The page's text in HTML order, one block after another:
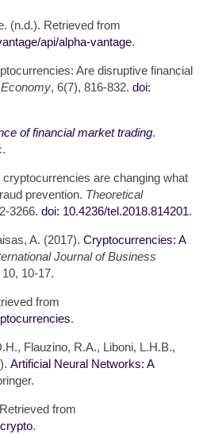
(n.d.). Retrieved from
api/alpha-vantage.
Are disruptive financial
, 6(7), 816-832. doi:
of financial market trading.
are changing what
prevention. Theoretical
3266. doi: 10.4236/tel.2018.814201.
A. (2017). Cryptocurrencies: A
Journal of Business
10, 10-17.
from
.
Flauzino, R.A., Liboni, L.H.B.,
Artificial Neural Networks: A
from
.